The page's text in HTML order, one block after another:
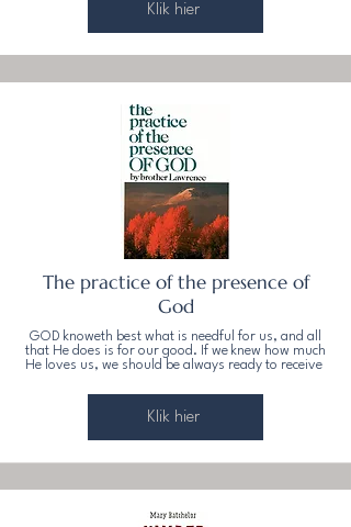
Klik hier
The practice of the presence of
God
GOD knoweth best what is needful for us, and all
that He does is for our good. If we knew how much
He loves us, we should be always ready to receive
Klik hier